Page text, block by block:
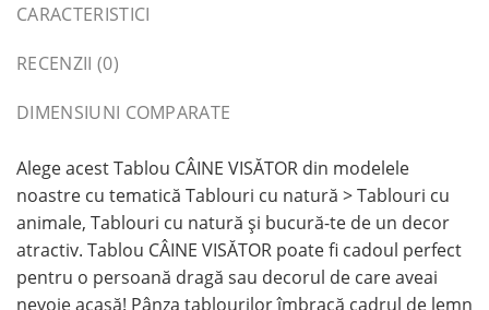
CARACTERISTICI
RECENZII (0)
DIMENSIUNI COMPARATE
Alege acest Tablou CÂINE VISĂTOR din modelele
noastre cu tematică Tablouri cu natură > Tablouri cu
animale, Tablouri cu natură și bucură-te de un decor
atractiv. Tablou CÂINE VISĂTOR poate fi cadoul perfect
pentru o persoană dragă sau decorul de care aveai
nevoie acasă! Pânza tablourilor îmbracă cadrul de lemn